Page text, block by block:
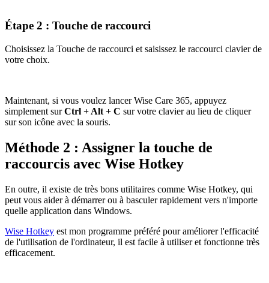
Étape 2 : Touche de raccourci
Choisissez la Touche de raccourci et saisissez le raccourci clavier de
votre choix.
Maintenant, si vous voulez lancer Wise Care 365, appuyez
simplement surCtrl + Alt + C sur votre clavier au lieu de cliquer
sur son icône avec la souris.
Méthode 2 : Assigner la touche de
raccourcis avec Wise Hotkey
En outre, il existe de très bons utilitaires comme Wise Hotkey, qui
peut vous aider à démarrer ou à basculer rapidement vers n'importe
quelle application dans Windows.
Wise Hotkey est mon programme préféré pour améliorer l'efficacité
de l'utilisation de l'ordinateur, il est facile à utiliser et fonctionne très
efficacement.